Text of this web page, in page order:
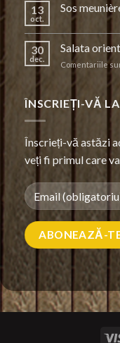
13
oct.
Sos
30
dec.
Salata
Comentariile
ÎNSCRIEȚI-VĂ
Înscrieți-vă astăzi
veți fi primul care